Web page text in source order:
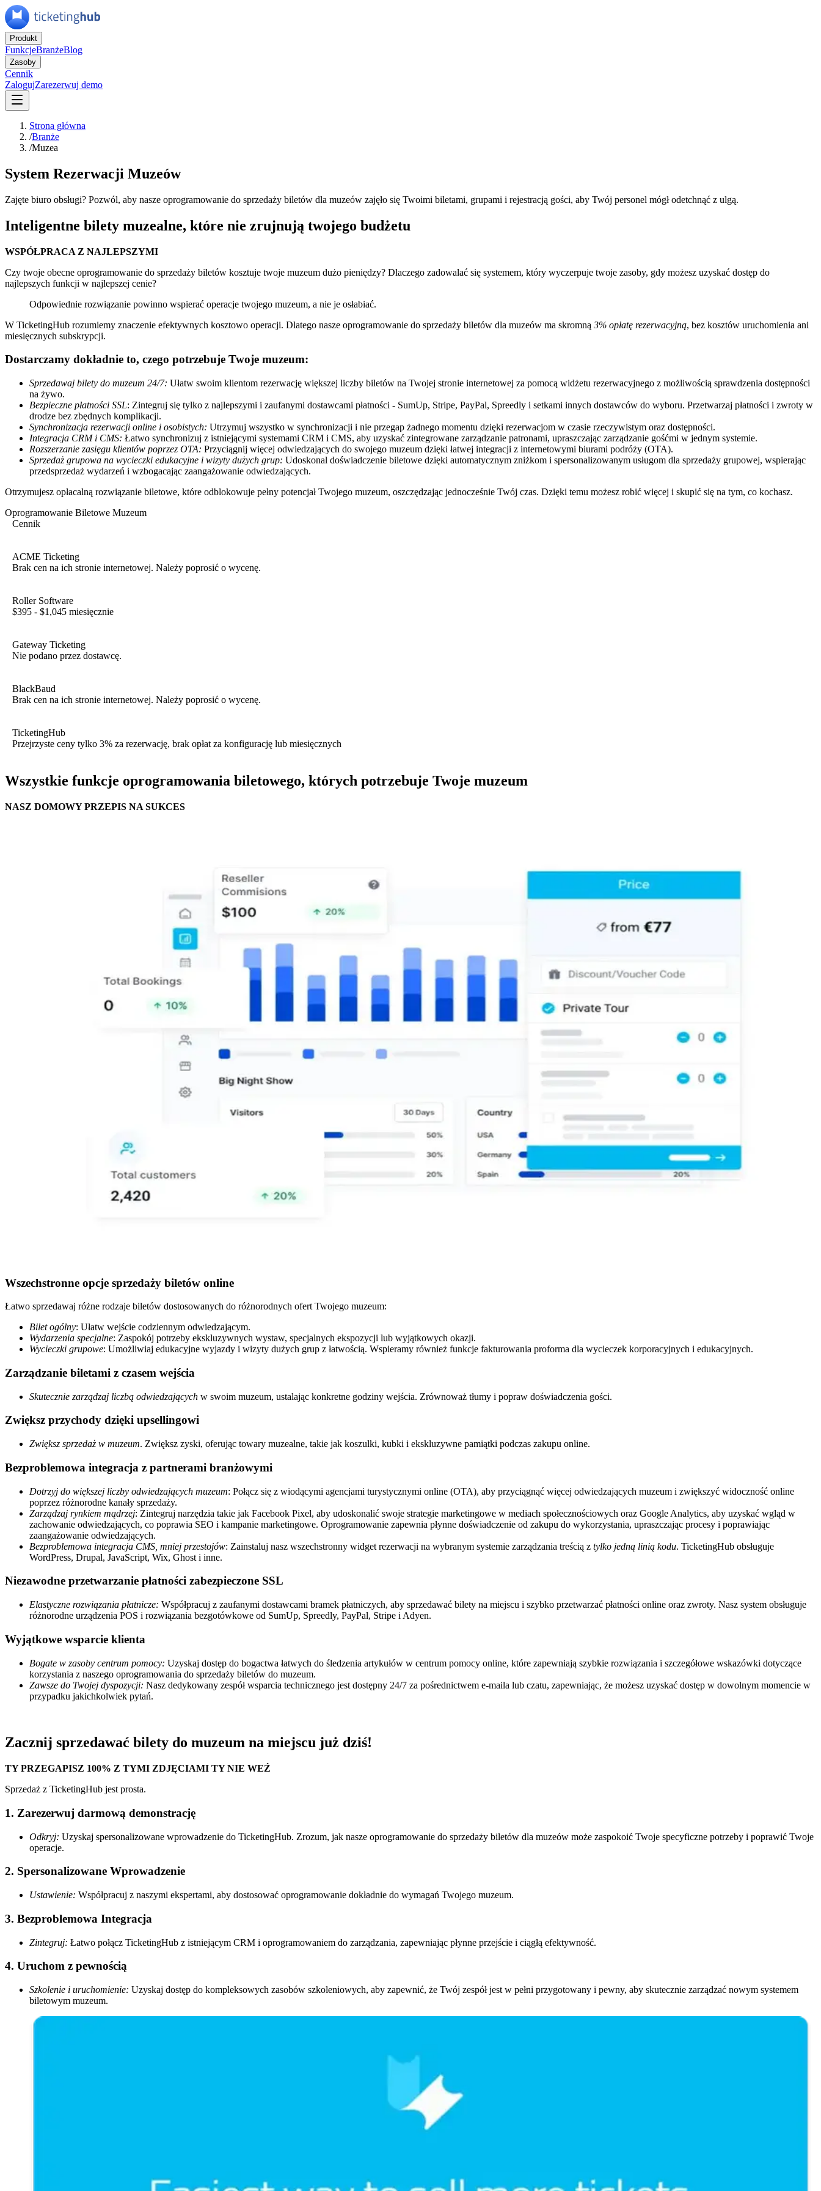
Produkt
FunkcjeBranżeBlog
Zasoby
Cennik
ZalogujZarezerwuj demo
Strona główna
/Branże
/Muzea
System Rezerwacji Muzeów
Zajęte biuro obsługi? Pozwól, aby nasze oprogramowanie do sprzedaży biletów dla muzeów zajęło się Twoimi biletami, grupami i rejestracją gości, aby Twój personel mógł odetchnąć z ulgą.
Inteligentne bilety muzealne, które nie zrujnują twojego budżetu
WSPÓŁPRACA Z NAJLEPSZYMI
Czy twoje obecne oprogramowanie do sprzedaży biletów kosztuje twoje muzeum dużo pieniędzy? Dlaczego zadowalać się systemem, który wyczerpuje twoje zasoby, gdy możesz uzyskać dostęp do
najlepszych funkcji w najlepszej cenie?
Odpowiednie rozwiązanie powinno wspierać operacje twojego muzeum, a nie je osłabiać.
W TicketingHub rozumiemy znaczenie efektywnych kosztowo operacji. Dlatego nasze oprogramowanie do sprzedaży biletów dla muzeów ma skromną 3% opłatę rezerwacyjną, bez kosztów uruchomienia ani
miesięcznych subskrypcji.
Dostarczamy dokładnie to, czego potrzebuje Twoje muzeum:
Sprzedawaj bilety do muzeum 24/7: Ułatw swoim klientom rezerwację większej liczby biletów na Twojej stronie internetowej za pomocą widżetu rezerwacyjnego z możliwością sprawdzenia dostępności
na żywo.
Bezpieczne płatności SSL: Zintegruj się tylko z najlepszymi i zaufanymi dostawcami płatności - SumUp, Stripe, PayPal, Spreedly i setkami innych dostawców do wyboru. Przetwarzaj płatności i zwroty w
drodze bez zbędnych komplikacji.
Synchronizacja rezerwacji online i osobistych: Utrzymuj wszystko w synchronizacji i nie przegap żadnego momentu dzięki rezerwacjom w czasie rzeczywistym oraz dostępności.
Integracja CRM i CMS: Łatwo synchronizuj z istniejącymi systemami CRM i CMS, aby uzyskać zintegrowane zarządzanie patronami, upraszczając zarządzanie gośćmi w jednym systemie.
Rozszerzanie zasięgu klientów poprzez OTA: Przyciągnij więcej odwiedzających do swojego muzeum dzięki łatwej integracji z internetowymi biurami podróży (OTA).
Sprzedaż grupowa na wycieczki edukacyjne i wizyty dużych grup: Udoskonal doświadczenie biletowe dzięki automatycznym zniżkom i spersonalizowanym usługom dla sprzedaży grupowej, wspierając
przedsprzedaż wydarzeń i wzbogacając zaangażowanie odwiedzających.
Otrzymujesz opłacalną rozwiązanie biletowe, które odblokowuje pełny potencjał Twojego muzeum, oszczędzając jednocześnie Twój czas. Dzięki temu możesz robić więcej i skupić się na tym, co kochasz.
Oprogramowanie Biletowe Muzeum
Cennik
ACME Ticketing
Brak cen na ich stronie internetowej. Należy poprosić o wycenę.
Roller Software
$395 - $1,045 miesięcznie
Gateway Ticketing
Nie podano przez dostawcę.
BlackBaud
Brak cen na ich stronie internetowej. Należy poprosić o wycenę.
TicketingHub
Przejrzyste ceny tylko 3% za rezerwację, brak opłat za konfigurację lub miesięcznych
Wszystkie funkcje oprogramowania biletowego, których potrzebuje Twoje muzeum
NASZ DOMOWY PRZEPIS NA SUKCES
Wszechstronne opcje sprzedaży biletów online
Łatwo sprzedawaj różne rodzaje biletów dostosowanych do różnorodnych ofert Twojego muzeum:
Bilet ogólny: Ułatw wejście codziennym odwiedzającym.
Wydarzenia specjalne: Zaspokój potrzeby ekskluzywnych wystaw, specjalnych ekspozycji lub wyjątkowych okazji.
Wycieczki grupowe: Umożliwiaj edukacyjne wyjazdy i wizyty dużych grup z łatwością. Wspieramy również funkcje fakturowania proforma dla wycieczek korporacyjnych i edukacyjnych.
Zarządzanie biletami z czasem wejścia
Skutecznie zarządzaj liczbą odwiedzających w swoim muzeum, ustalając konkretne godziny wejścia. Zrównoważ tłumy i popraw doświadczenia gości.
Zwiększ przychody dzięki upsellingowi
Zwiększ sprzedaż w muzeum. Zwiększ zyski, oferując towary muzealne, takie jak koszulki, kubki i ekskluzywne pamiątki podczas zakupu online.
Bezproblemowa integracja z partnerami branżowymi
Dotrzyj do większej liczby odwiedzających muzeum: Połącz się z wiodącymi agencjami turystycznymi online (OTA), aby przyciągnąć więcej odwiedzających muzeum i zwiększyć widoczność online
poprzez różnorodne kanały sprzedaży.
Zarządzaj rynkiem mądrzej: Zintegruj narzędzia takie jak Facebook Pixel, aby udoskonalić swoje strategie marketingowe w mediach społecznościowych oraz Google Analytics, aby uzyskać wgląd w
zachowanie odwiedzających, co poprawia SEO i kampanie marketingowe. Oprogramowanie zapewnia płynne doświadczenie od zakupu do wykorzystania, upraszczając procesy i poprawiając
zaangażowanie odwiedzających.
Bezproblemowa integracja CMS, mniej przestojów: Zainstaluj nasz wszechstronny widget rezerwacji na wybranym systemie zarządzania treścią z tylko jedną linią kodu. TicketingHub obsługuje
WordPress, Drupal, JavaScript, Wix, Ghost i inne.
Niezawodne przetwarzanie płatności zabezpieczone SSL
Elastyczne rozwiązania płatnicze: Współpracuj z zaufanymi dostawcami bramek płatniczych, aby sprzedawać bilety na miejscu i szybko przetwarzać płatności online oraz zwroty. Nasz system obsługuje
różnorodne urządzenia POS i rozwiązania bezgotówkowe od SumUp, Spreedly, PayPal, Stripe i Adyen.
Wyjątkowe wsparcie klienta
Bogate w zasoby centrum pomocy: Uzyskaj dostęp do bogactwa łatwych do śledzenia artykułów w centrum pomocy online, które zapewniają szybkie rozwiązania i szczegółowe wskazówki dotyczące
korzystania z naszego oprogramowania do sprzedaży biletów do muzeum.
Zawsze do Twojej dyspozycji: Nasz dedykowany zespół wsparcia technicznego jest dostępny 24/7 za pośrednictwem e-maila lub czatu, zapewniając, że możesz uzyskać dostęp w dowolnym momencie w
przypadku jakichkolwiek pytań.
Zacznij sprzedawać bilety do muzeum na miejscu już dziś!
TY PRZEGAPISZ 100% Z TYMI ZDJĘCIAMI TY NIE WEŹ
Sprzedaż z TicketingHub jest prosta.
1. Zarezerwuj darmową demonstrację
Odkryj: Uzyskaj spersonalizowane wprowadzenie do TicketingHub. Zrozum, jak nasze oprogramowanie do sprzedaży biletów dla muzeów może zaspokoić Twoje specyficzne potrzeby i poprawić Twoje
operacje.
2. Spersonalizowane Wprowadzenie
Ustawienie: Współpracuj z naszymi ekspertami, aby dostosować oprogramowanie dokładnie do wymagań Twojego muzeum.
3. Bezproblemowa Integracja
Zintegruj: Łatwo połącz TicketingHub z istniejącym CRM i oprogramowaniem do zarządzania, zapewniając płynne przejście i ciągłą efektywność.
4. Uruchom z pewnością
Szkolenie i uruchomienie: Uzyskaj dostęp do kompleksowych zasobów szkoleniowych, aby zapewnić, że Twój zespół jest w pełni przygotowany i pewny, aby skutecznie zarządzać nowym systemem
biletowym muzeum.